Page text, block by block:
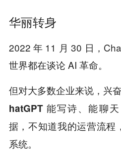
华丽转身
2022 年 11 月 30 日，
世界都在谈论 AI 革命。
但对大多数企业来说，兴
hatGPT 能写诗、能聊
据，不知道我的运营流程
系统。